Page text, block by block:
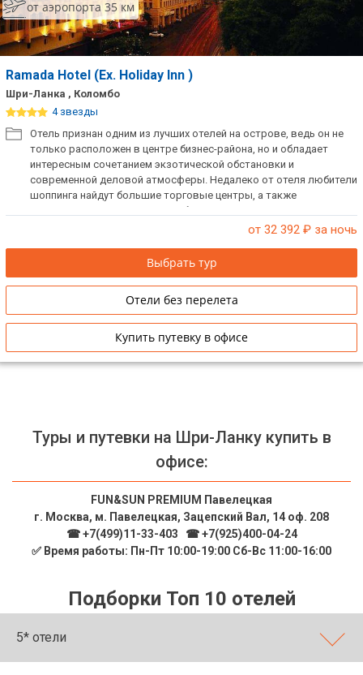
от аэропорта 35 км
Ramada Hotel (Ex. Holiday Inn )
Шри-Ланка , Коломбо
4 звезды
Отель признан одним из лучших отелей на острове, ведь он не
только расположен в центре бизнес-района, но и обладает
интересным сочетанием экзотической обстановки и
современной деловой атмосферы. Недалеко от отеля любители
шоппинга найдут большие торговые центры, а также
многочисленные рестораны и бары.
от 32 392 ₽ за ночь
Выбрать тур
Отели без перелета
Купить путевку в офисе
Туры и путевки на Шри-Ланку купить в
офисе:
FUN&SUN PREMIUM Павелецкая
г. Москва, м. Павелецкая, Зацепский Вал, 14 оф. 208
☎ +7(499)11-33-403
☎ +7(925)400-04-24
✅ Время работы: Пн-Пт 10:00-19:00 Сб-Вс 11:00-16:00
Подборки Топ 10 отелей
5* отели